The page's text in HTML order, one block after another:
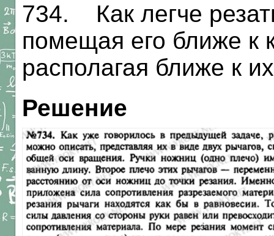
734. Как легче
помещая его ближе к
располагая ближе к
Решение